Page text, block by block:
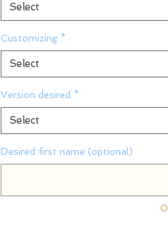
Select
Customizing *
Select
Version desired *
Select
Desired first name (optional)